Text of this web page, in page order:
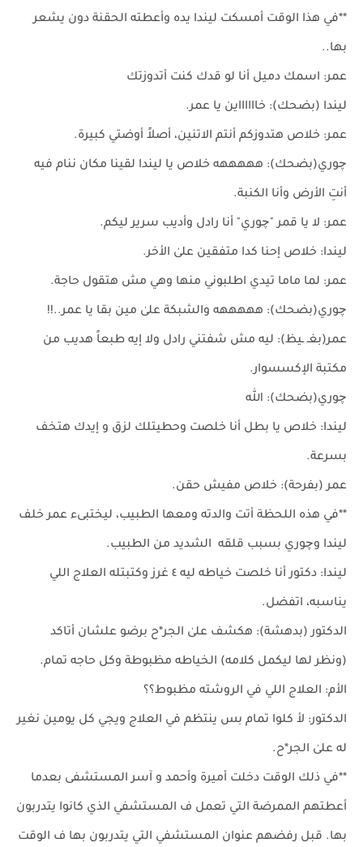
**في هذا الوقت أمسكت ليندا يده وأعطته الحقنة دون يشعر
بها..
عمر: اسمك دميل أنا لو قدك كنت أتدوزتك
ليندا (بضحك): خااااااين يا عمر.
عمر: خلاص هتدوزكم أنتم الاتنين، أصلاً أوضتي كبيرة.
چوري(بضحك): هههههه خلاص يا ليندا لقينا مكان ننام فيه
أنتِ الأرض وأنا الكنبة.
عمر: لا يا قمر "چوري" أنا رادل وأديب سرير ليكم.
ليندا: خلاص إحنا كدا متفقين علىٰ الأخر.
عمر: لما ماما تيدي اطلبوني منها وهي مش هتقول حاجة.
چوري(بضحك): هههههه والشبكة علىٰ مين بقا يا عمر..!!
عمر(بغـ ـيظ): ليه مش شفتني رادل ولا إيه طبعاً هديب من
مكتبة الإكسسوار.
چوري(بضحك): ﷲ
ليندا: خلاص يا بطل أنا خلصت وحطيتلك لزق و إيدك هتخف
بسرعة.
عمر (بفرحة): خلاص مفيش حقن.
**في هذه اللحظة أتت والدته ومعها الطبيب، ليختبىء عمر خلف
ليندا وچوري بسبب قلقه الشديد من الطبيب.
ليندا: دكتور أنا خلصت خياطه ليه ٤ غرز وكتبتله العلاج اللي
يناسبه، اتفضل.
الدكتور (بدهشة): هكشف علىٰ الجر*ح برضو علشان أتاكد
(ونظر لها ليكمل كلامه) الخياطه مظبوطة وكل حاجه تمام.
الأم: العلاج اللي في الروشته مظبوط؟؟
الدكتور: لأ كلوا تمام بس ينتظم في العلاج ويجي كل يومين نغير
له علىٰ الجر*ح.
**في ذلك الوقت دخلت أميرة وأحمد و آسر المستشفى بعدما
أعطتهم الممرضة التي تعمل ف المستشفي الذي كانوا يتدربون
بها. قبل رفضهم عنوان المستشفي التي يتدربون بها ف الوقت